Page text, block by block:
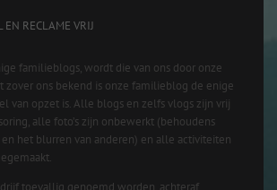
EN RECLAME VRIJ
familieblogs, wordt die van ons door onze
zover ons bekend is onze familieblog de enige
van opzet is. Alle blogs en zelfs vlogs zijn vrij
alle foto’s zijn onbewerkt (behoudens
het blurren van anderen) en alle activiteiten
toevallig genoemd worden, achteraf